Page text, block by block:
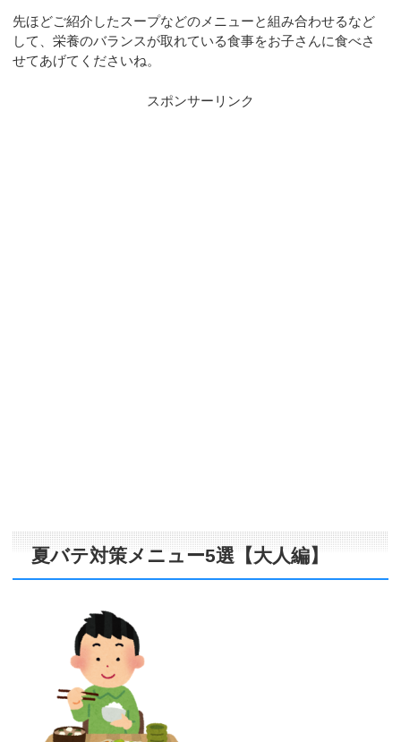
先ほどご紹介したスープなどのメニューと組み合わせるなど
して、栄養のバランスが取れている食事をお子さんに食べさ
せてあげてくださいね。
スポンサーリンク
夏バテ対策メニュー5選【大人編】